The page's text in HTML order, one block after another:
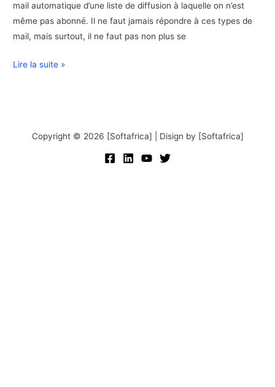
mail automatique d’une liste de diffusion à laquelle on n’est
même pas abonné. Il ne faut jamais répondre à ces types de
mail, mais surtout, il ne faut pas non plus se
Lire la suite »
Copyright © 2026 [Softafrica] | Disign by [Softafrica]